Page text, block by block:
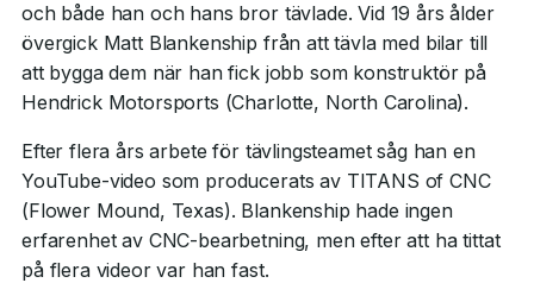
och både han och hans bror tävlade. Vid 19 års ålder
övergick Matt Blankenship från att tävla med bilar till
att bygga dem när han fick jobb som konstruktör på
Hendrick Motorsports (Charlotte, North Carolina).
Efter flera års arbete för tävlingsteamet såg han en
YouTube-video som producerats av TITANS of CNC
(Flower Mound, Texas). Blankenship hade ingen
erfarenhet av CNC-bearbetning, men efter att ha tittat
på flera videor var han fast.